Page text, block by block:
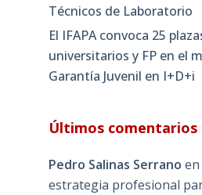
Técnicos de Laboratorio
El IFAPA convoca 25
universitarios y FP en el
Garantía Juvenil en I+D+i
Últimos comentarios
Pedro Salinas Serrano en
estrategia profesional